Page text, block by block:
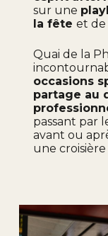
sur une
la fête et de
Quai de la
occasions
partage au
passant par
avant ou
une croisière